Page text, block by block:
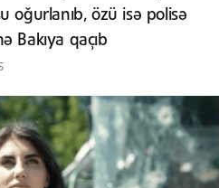
oğurlanıb, özü isə polisə
Bakıya qaçıb